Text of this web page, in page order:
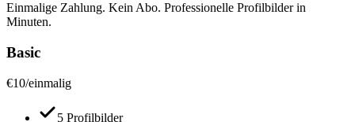
Einmalige Zahlung. Kein Abo. Professionelle Profilbilder in
Minuten.
Basic
€10/einmalig
5 Profilbilder